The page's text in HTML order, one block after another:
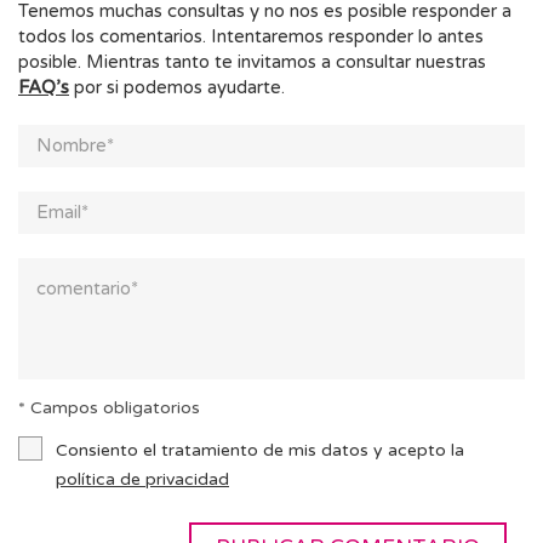
Tenemos muchas consultas y no nos es posible responder a
todos los comentarios. Intentaremos responder lo antes
posible. Mientras tanto te invitamos a consultar nuestras
FAQ’s por si podemos ayudarte.
* Campos obligatorios
Consiento el tratamiento de mis datos y acepto la
política de privacidad